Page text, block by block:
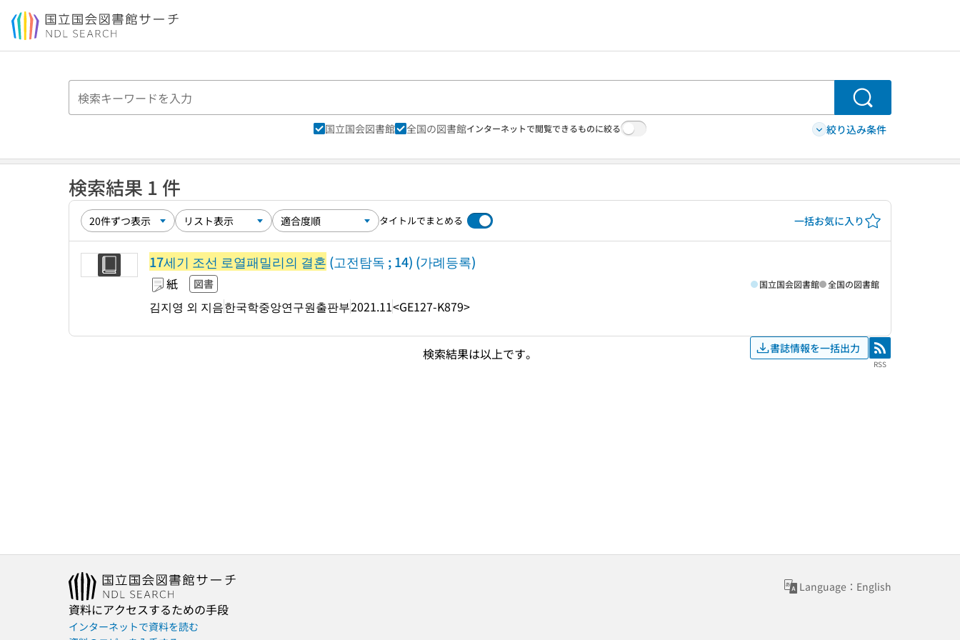
本文へ移動
検索
国立国会図書館 全国の図書館インターネットで閲覧できるものに絞る 絞り込み条件
検索結果 1 件
タイトルでまとめる 一括お気に入り
17세기 조선 로열패밀리의 결혼 (고전탐독 ; 14) (가례등록)
紙 図書
김지영 외 지음한국학중앙연구원출판부2021.11<GE127-K879>
国立国会図書館 全国の図書館
検索結果は以上です。 書誌情報を一括出力 RSS
RSS
Language：English
資料にアクセスするための手段
インターネットで資料を読む